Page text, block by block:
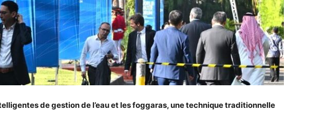
de gestion de l’eau et les foggaras, une technique traditionnelle